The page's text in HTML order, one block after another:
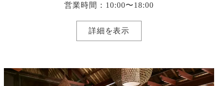
営業時間：10:00〜18:00
詳細を表示